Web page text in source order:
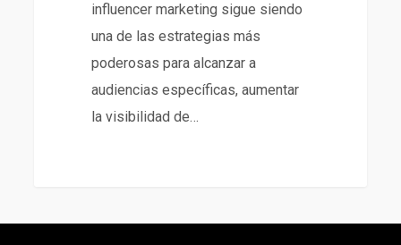
influencer marketing sigue siendo
una de las estrategias más
poderosas para alcanzar a
audiencias específicas, aumentar
la visibilidad de…